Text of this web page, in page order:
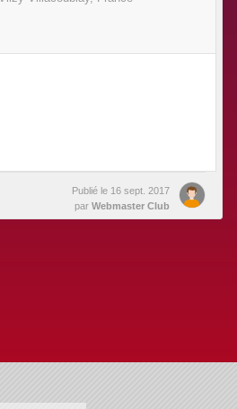
Publié le 16 sept. 2017
par Webmaster Club